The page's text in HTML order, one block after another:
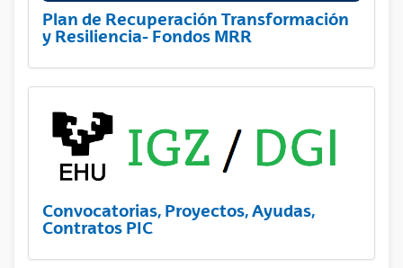
Plan de Recuperación Transformación
y Resiliencia- Fondos MRR
Convocatorias, Proyectos, Ayudas,
Contratos PIC